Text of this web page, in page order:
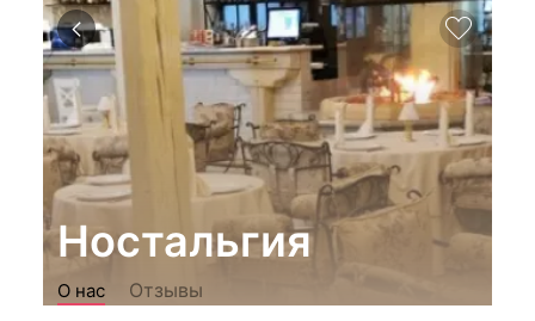
Ностальгия
О нас
Отзывы